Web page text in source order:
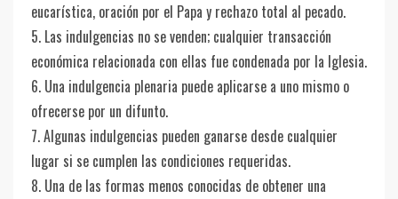
eucarística, oración por el Papa y rechazo total al pecado.
5. Las indulgencias no se venden; cualquier transacción
económica relacionada con ellas fue condenada por la Iglesia.
6. Una indulgencia plenaria puede aplicarse a uno mismo o
ofrecerse por un difunto.
7. Algunas indulgencias pueden ganarse desde cualquier
lugar si se cumplen las condiciones requeridas.
8. Una de las formas menos conocidas de obtener una